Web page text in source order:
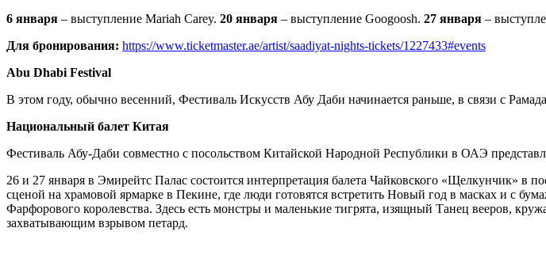
6 января – выступление Mariah Carey. 20 января – выступление Googoosh. 27 января –
Для бронирования: https://www.ticketmaster.ae/artist/saadiyat-nights-tickets/1227433#events
Abu Dhabi Festival
В этом году, обычно весенний, Фестиваль Искусств Абу Даби начинается раньше, в связи с
Национальный балет Китая
Фестиваль Абу-Даби совместно с посольством Китайской Народной Республики в ОАЭ
26 и 27 января в Эмирейтс Палас состоится интерпретация балета Чайковского «Щелкунчик» в
сценой на храмовой ярмарке в Пекине, где люди готовятся встретить Новый год в масках и с
Фарфорового королевства. Здесь есть монстры и маленькие тигрята, изящный Танец вееров,
захватывающим взрывом петард.